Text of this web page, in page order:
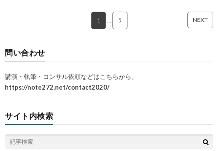
1 5 NEXT
問い合わせ
講演・執筆・コンサル依頼などはこちらから。
https://note272.net/contact2020/
サイト内検索